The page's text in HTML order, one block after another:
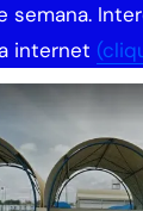
semana.
internet